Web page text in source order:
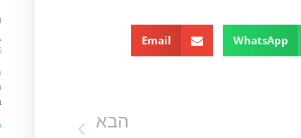
WhatsApp
Email
הבא